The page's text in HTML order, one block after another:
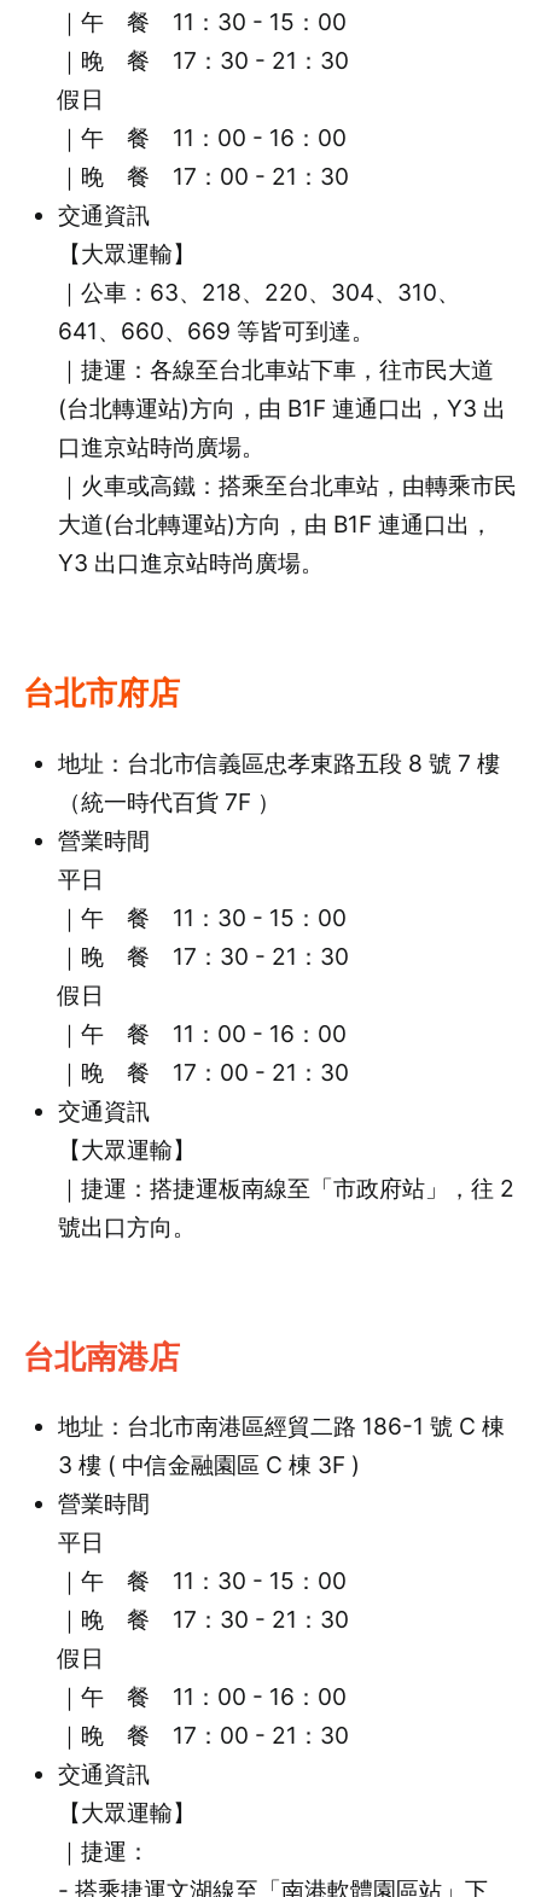
｜午 餐 11：30 - 15：00
｜晚 餐 17：30 - 21：30
假日
｜午 餐 11：00 - 16：00
｜晚 餐 17：00 - 21：30
交通資訊
【大眾運輸】
｜公車：63、218、220、304、310、
641、660、669 等皆可到達。
｜捷運：各線至台北車站下車，往市民大道
(台北轉運站)方向，由 B1F 連通口出，Y3 出
口進京站時尚廣場。
｜火車或高鐵：搭乘至台北車站，由轉乘市民
大道(台北轉運站)方向，由 B1F 連通口出，
Y3 出口進京站時尚廣場。
台北市府店
地址：台北市信義區忠孝東路五段 8 號 7 樓
（統一時代百貨 7F ）
營業時間
平日
｜午 餐 11：30 - 15：00
｜晚 餐 17：30 - 21：30
假日
｜午 餐 11：00 - 16：00
｜晚 餐 17：00 - 21：30
交通資訊
【大眾運輸】
｜捷運：搭捷運板南線至「市政府站」，往 2
號出口方向。
台北南港店
地址：台北市南港區經貿二路 186-1 號 C 棟
3 樓 ( 中信金融園區 C 棟 3F )
營業時間
平日
｜午 餐 11：30 - 15：00
｜晚 餐 17：30 - 21：30
假日
｜午 餐 11：00 - 16：00
｜晚 餐 17：00 - 21：30
交通資訊
【大眾運輸】
｜捷運：
- 搭乘捷運文湖線至「南港軟體園區站」下